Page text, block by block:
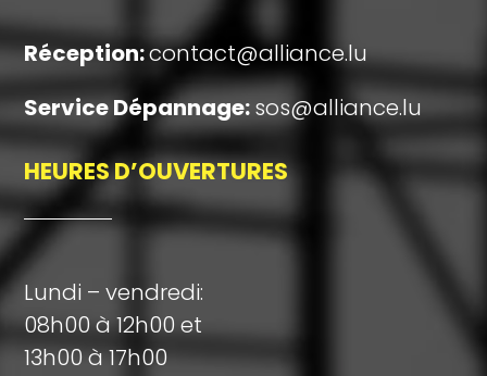
Réception:contact@alliance.lu
Service Dépannage:sos@alliance.lu
HEURES D’OUVERTURES
Lundi – vendredi:
08h00 à 12h00 et
13h00 à 17h00